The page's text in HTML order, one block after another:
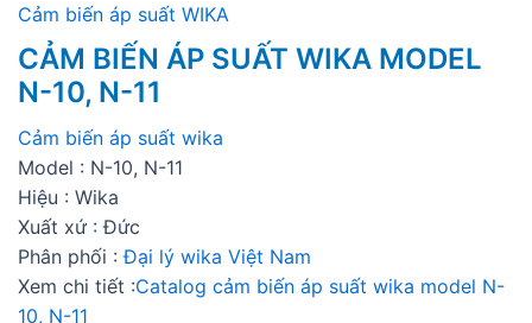
Cảm biến áp suất WIKA
CẢM BIẾN ÁP SUẤT WIKA MODEL
N-10, N-11
Cảm biến áp suất wika
Model : N-10, N-11
Hiệu : Wika
Xuất xứ : Đức
Phân phối : Đại lý wika Việt Nam
Xem chi tiết :Catalog cảm biến áp suất wika model N-
10, N-11